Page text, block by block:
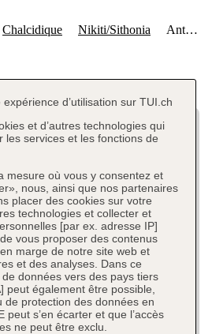
d’utilisation sur TUI.ch
et d’autres technologies qui
les services et les fonctions de
mesure où vous y consentez et
nous, ainsi que nos partenaires
placer des cookies sur votre
technologies et collecter et
[par ex. adresse IP]
vous proposer des contenus
marge de notre site web et
et des analyses. Dans ce
données vers des pays tiers
peut également être possible,
de protection des données en
peut s’en écarter et que l’accès
ne peut être exclu.